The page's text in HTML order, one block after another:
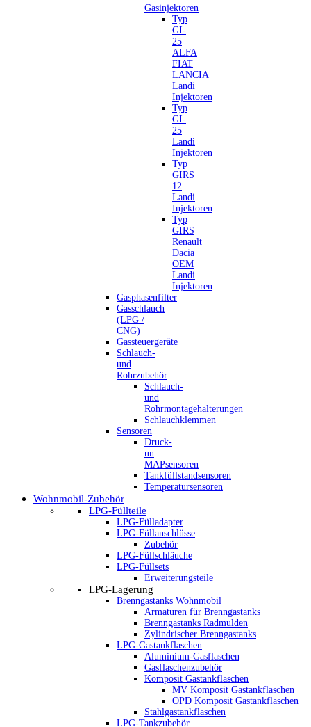
Gasinjektoren
Typ
GI-
25
ALFA
FIAT
LANCIA
Landi
Injektoren
Typ
GI-
25
Landi
Injektoren
Typ
GIRS
12
Landi
Injektoren
Typ
GIRS
Renault
Dacia
OEM
Landi
Injektoren
Gasphasenfilter
Gasschlauch
(LPG /
CNG)
Gassteuergeräte
Schlauch-
und
Rohrzubehör
Schlauch-
und
Rohrmontagehalterungen
Schlauchklemmen
Sensoren
Druck-
un
MAPsensoren
Tankfüllstandsensoren
Temperatursensoren
Wohnmobil-Zubehör
LPG-Füllteile
LPG-Fülladapter
LPG-Füllanschlüsse
Zubehör
LPG-Füllschläuche
LPG-Füllsets
Erweiterungsteile
LPG-Lagerung
Brenngastanks Wohnmobil
Armaturen für Brenngastanks
Brenngastanks Radmulden
Zylindrischer Brenngastanks
LPG-Gastankflaschen
Aluminium-Gasflaschen
Gasflaschenzubehör
Komposit Gastankflaschen
MV Komposit Gastankflaschen
OPD Komposit Gastankflaschen
Stahlgastankflaschen
LPG-Tankzubehör